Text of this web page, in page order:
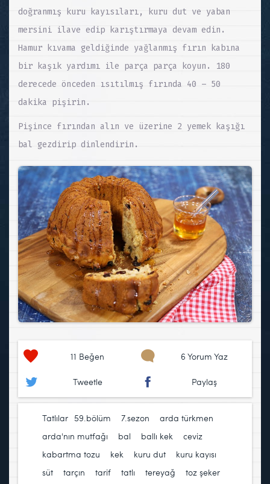
doğranmış kuru kayısıları, kuru dut ve yaban
mersini ilave edip karıştırmaya devam edin.
Hamur kıvama geldiğinde yağlanmış fırın kabına
bir kaşık yardımı ile parça parça koyun. 180
derecede önceden ısıtılmış fırında 40 – 50
dakika pişirin.
Pişince fırından alın ve üzerine 2 yemek kaşığı
bal gezdirip dinlendirin.
11 Beğen 6 Yorum Yaz
Tweetle Paylaş
Tatlılar 59.bölüm 7.sezon arda türkmen
arda'nın mutfağı
bal ballı kek ceviz
kabartma tozu
kek kuru dut kuru kayısı
süt
tarçın tarif tatlı tereyağ toz şeker